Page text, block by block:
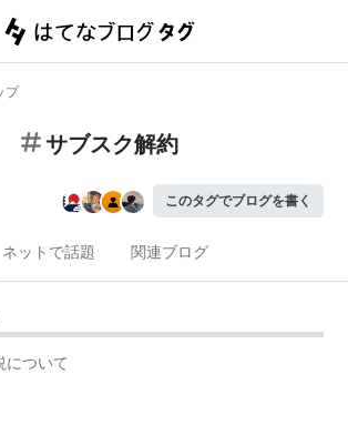
プ
サブスク解約
このタグでブログを書く
ネットで話題 関連ブログ
について